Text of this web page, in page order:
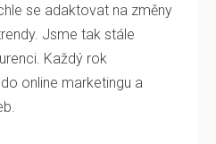
se adaktovat na změny
Jsme tak stále
Každý rok
online marketingu a